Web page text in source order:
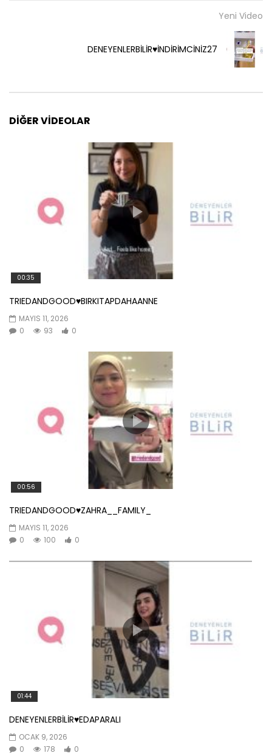
Yeni Video
DENEYENLERBİLİR♥️İNDİRİMCİNİZ27
DIĞER VIDEOLAR
00:35
TRIEDANDGOOD♥️BIRKITAPDAHAANNE
MAYIS 11, 2026
0
93 0
00:56
TRIEDANDGOOD♥️ZAHRA__FAMILY_
MAYIS 11, 2026
0
100 0
01:44
DENEYENLERBİLİR♥️EDAPARALI
OCAK 9, 2026
0
178 0